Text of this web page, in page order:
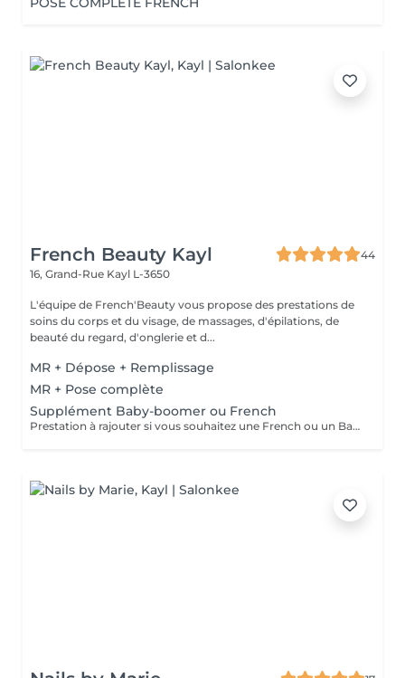
French Beauty Kayl
44
16, Grand-Rue Kayl L-3650
L'équipe de French'Beauty vous propose des prestations de
soins du corps et du visage, de massages, d'épilations, de
beauté du regard, d'onglerie et d...
MR + Dépose + Remplissage
MR + Pose complète
Supplément Baby-boomer ou French
Prestation à rajouter si vous souhaitez une French ou un Baby boomer